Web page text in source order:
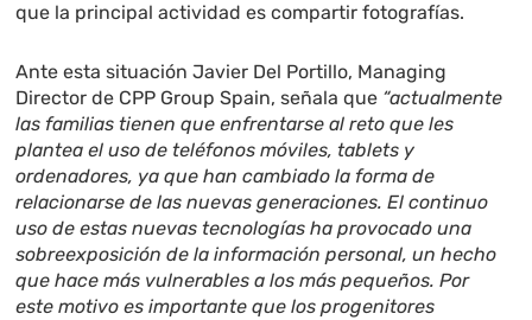
que la principal actividad es compartir fotografías.
Ante esta situación Javier Del Portillo, Managing
Director de CPP Group Spain, señala que “actualmente
las familias tienen que enfrentarse al reto que les
plantea el uso de teléfonos móviles, tablets y
ordenadores, ya que han cambiado la forma de
relacionarse de las nuevas generaciones. El continuo
uso de estas nuevas tecnologías ha provocado una
sobreexposición de la información personal, un hecho
que hace más vulnerables a los más pequeños. Por
este motivo es importante que los progenitores